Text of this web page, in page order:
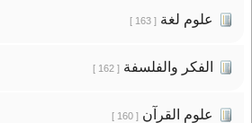
علوم لغة[ 163 ]
الفكر والفلسفة[ 162 ]
علوم القرآن[ 160 ]